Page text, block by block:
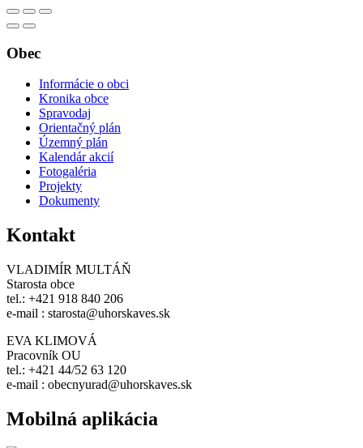
Obec
Informácie o obci
Kronika obce
Spravodaj
Orientačný plán
Územný plán
Kalendár akcií
Fotogaléria
Projekty
Dokumenty
Kontakt
VLADIMÍR MULTÁŇ
Starosta obce
tel.: +421 918 840 206
e-mail : starosta@uhorskaves.sk
EVA KLIMOVÁ
Pracovník OU
tel.: +421 44/52 63 120
e-mail : obecnyurad@uhorskaves.sk
Mobilná aplikácia